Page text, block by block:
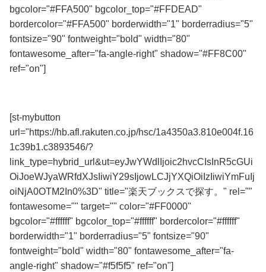
bgcolor="#FFA500" bgcolor_top="#FFDEAD"
bordercolor="#FFA500" borderwidth="1" borderradius="5"
fontsize="90" fontweight="bold" width="80"
fontawesome_after="fa-angle-right" shadow="#FF8C00"
ref="on"]
[st-mybutton
url="https://hb.afl.rakuten.co.jp/hsc/1a4350a3.810e004f.16
1c39b1.c3893546/?
link_type=hybrid_url&ut=eyJwYWdlIjoic2hvcCIsInR5cGUi
OiJoeWJyaWRfdXJsIiwiY29sIjowLCJjYXQiOiIzIiwiYmFuIj
oiNjA0OTM2In0%3D" title="楽天ブックスで探す。" rel=""
fontawesome="" target="" color="#FF0000"
bgcolor="#ffffff" bgcolor_top="#ffffff" bordercolor="#ffffff"
borderwidth="1" borderradius="5" fontsize="90"
fontweight="bold" width="80" fontawesome_after="fa-
angle-right" shadow="#f5f5f5" ref="on"]